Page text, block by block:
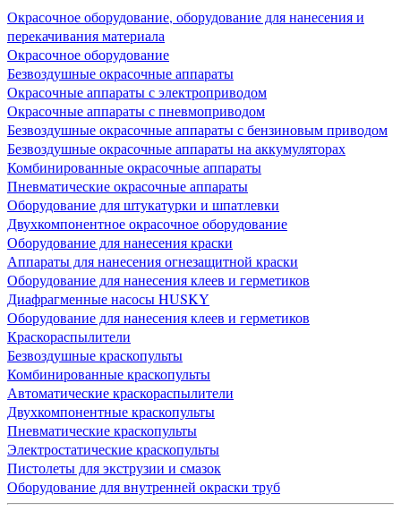
Окрасочное оборудование, оборудование для нанесения и
перекачивания материала
Окрасочное оборудование
Безвоздушные окрасочные аппараты
Окрасочные аппараты с электроприводом
Окрасочные аппараты с пневмоприводом
Безвоздушные окрасочные аппараты с бензиновым приводом
Безвоздушные окрасочные аппараты на аккумуляторах
Комбинированные окрасочные аппараты
Пневматические окрасочные аппараты
Оборудование для штукатурки и шпатлевки
Двухкомпонентное окрасочное оборудование
Оборудование для нанесения краски
Аппараты для нанесения огнезащитной краски
Оборудование для нанесения клеев и герметиков
Диафрагменные насосы HUSKY
Оборудование для нанесения клеев и герметиков
Краскораспылители
Безвоздушные краскопульты
Комбинированные краскопульты
Автоматические краскораспылители
Двухкомпонентные краскопульты
Пневматические краскопульты
Электростатические краскопульты
Пистолеты для экструзии и смазок
Оборудование для внутренней окраски труб